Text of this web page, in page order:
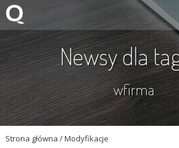
Newsy dla
wfirma
Strona główna /Modyfikacje